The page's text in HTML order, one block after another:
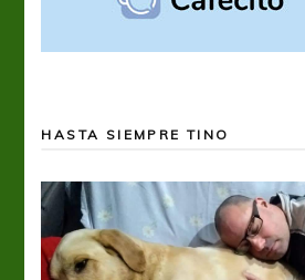
HASTA SIEMPRE TINO